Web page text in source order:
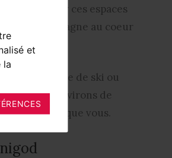
et
la
pour ces espaces
sur la montagne au coeur
une journée de ski ou
dans les environs de
plus que vous.